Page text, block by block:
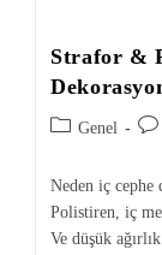
Strafor &
Genel
Neden iç
Polistiren, iç
Ve düşük